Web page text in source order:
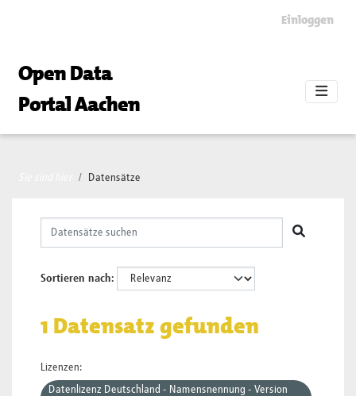
Einloggen
Open Data
Portal Aachen
Datensätze
Sortieren nach
1 Datensatz gefunden
Lizenzen:
Datenlizenz Deutschland - Namensnennung - Version